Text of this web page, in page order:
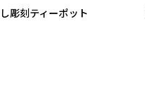
彫刻ティーポット